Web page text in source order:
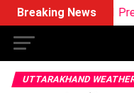
Breaking News
Prediction Match
UTTARAKHAND